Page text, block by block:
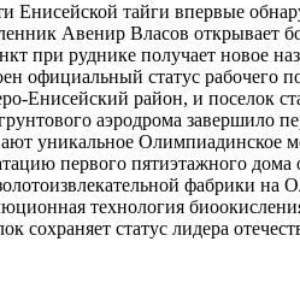
Енисейской тайги впервые
Авенир Власов открывает
при руднике получает новое
официальный статус рабочего
Енисейский район, и поселок
аэродрома завершило
уникальное Олимпиадинское
первого пятиэтажного
фабрики
технология
сохраняет статус лидера